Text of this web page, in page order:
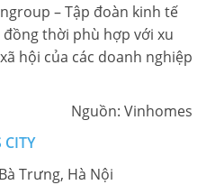
– Tập đoàn kinh tế
thời phù hợp với xu
hội của các doanh nghiệp
Nguồn: Vinhomes
CITY
Trưng, Hà Nội